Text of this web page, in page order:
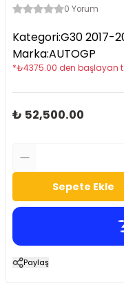
0 Yorum
Kategori:G30 2017-
Marka:AUTOGP
*₺4375.00 den başlayan
₺ 52,500.00
Sepete Ekle
Paylaş